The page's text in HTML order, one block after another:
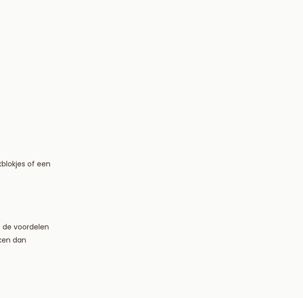
of een
voordelen
dan